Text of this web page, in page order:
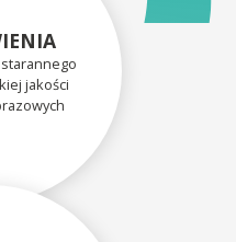
jakości